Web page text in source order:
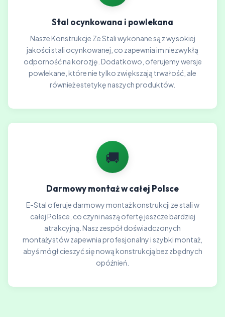
Stal ocynkowana i powlekana
Nasze Konstrukcje Ze Stali wykonane są z wysokiej
jakości stali ocynkowanej, co zapewnia im niezwykłą
odporność na korozję. Dodatkowo, oferujemy wersje
powlekane, które nie tylko zwiększają trwałość, ale
również estetykę naszych produktów.
🚚
Darmowy montaż w całej Polsce
E-Stal oferuje darmowy montaż konstrukcji ze stali w
całej Polsce, co czyni naszą ofertę jeszcze bardziej
atrakcyjną. Nasz zespół doświadczonych
montażystów zapewnia profesjonalny i szybki montaż,
abyś mógł cieszyć się nową konstrukcją bez zbędnych
opóźnień.